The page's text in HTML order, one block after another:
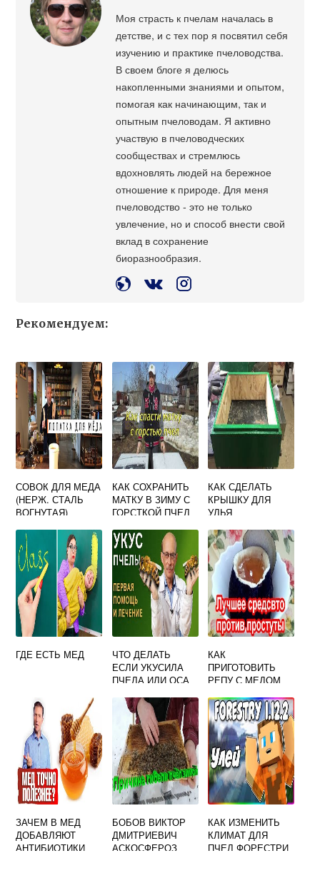
Моя страсть к пчелам началась в
детстве, и с тех пор я посвятил себя
изучению и практике пчеловодства.
В своем блоге я делюсь
накопленными знаниями и опытом,
помогая как начинающим, так и
опытным пчеловодам. Я активно
участвую в пчеловодческих
сообществах и стремлюсь
вдохновлять людей на бережное
отношение к природе. Для меня
пчеловодство - это не только
увлечение, но и способ внести свой
вклад в сохранение
биоразнообразия.
Рекомендуем:
СОВОК ДЛЯ МЕДА
(НЕРЖ. СТАЛЬ
ВОГНУТАЯ)
КАК СОХРАНИТЬ
МАТКУ В ЗИМУ С
ГОРСТКОЙ ПЧЕЛ
КАК СДЕЛАТЬ
КРЫШКУ ДЛЯ
УЛЬЯ
ГДЕ ЕСТЬ МЕД
ЧТО ДЕЛАТЬ
ЕСЛИ УКУСИЛА
ПЧЕЛА ИЛИ ОСА
КАК
ПРИГОТОВИТЬ
РЕПУ С МЕДОМ
ЗАЧЕМ В МЕД
ДОБАВЛЯЮТ
АНТИБИОТИКИ
БОБОВ ВИКТОР
ДМИТРИЕВИЧ
АСКОСФЕРОЗ
КАК ИЗМЕНИТЬ
КЛИМАТ ДЛЯ
ПЧЕЛ ФОРЕСТРИ